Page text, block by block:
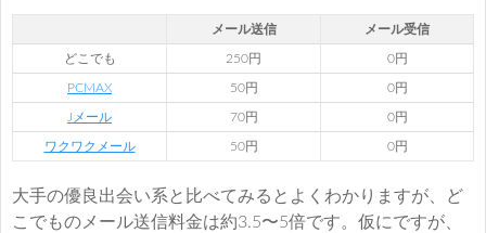
メール送信 メール受信
どこでも 250円 0円
PCMAX 50円 0円
Jメール 70円 0円
ワクワクメール 50円 0円
大手の優良出会い系と比べてみるとよくわかりますが、ど
こでものメール送信料金は約3.5〜5倍です。仮にですが、